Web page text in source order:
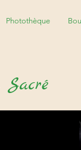
Sacré
Photothèque